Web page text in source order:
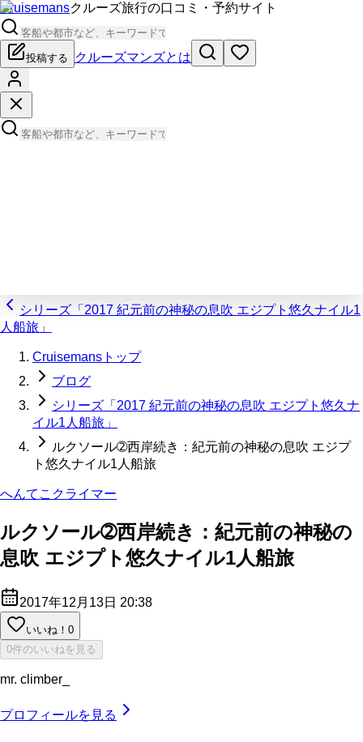
Cruisemansクルーズ旅行の口コミ・予約サイト
投稿する クルーズマンズとは
シリーズ「2017 紀元前の神秘の息吹 エジプト悠久ナイル1
人船旅」
Cruisemansトップ
ブログ
シリーズ「2017 紀元前の神秘の息吹 エジプト悠久ナ
イル1人船旅」
ルクソール➁西岸続き：紀元前の神秘の息吹 エジプ
ト悠久ナイル1人船旅
へんてこクライマー
ルクソール➁西岸続き：紀元前の神秘の
息吹 エジプト悠久ナイル1人船旅
2017年12月13日 20:38
いいね！ 0
0件のいいねを見る
mr. climber_
プロフィールを見る